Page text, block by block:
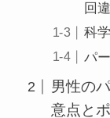
回
科
パ
男性の
意点と